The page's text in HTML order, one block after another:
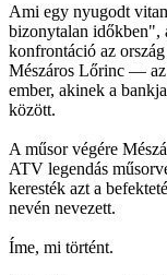
Ami egy nyugodt
bizonytalan időkben",
konfrontáció az
Mészáros Lőrinc —
ember, akinek a
között.
A műsor végére
ATV legendás
keresték azt a
nevén nevezett.
Íme, mi történt.